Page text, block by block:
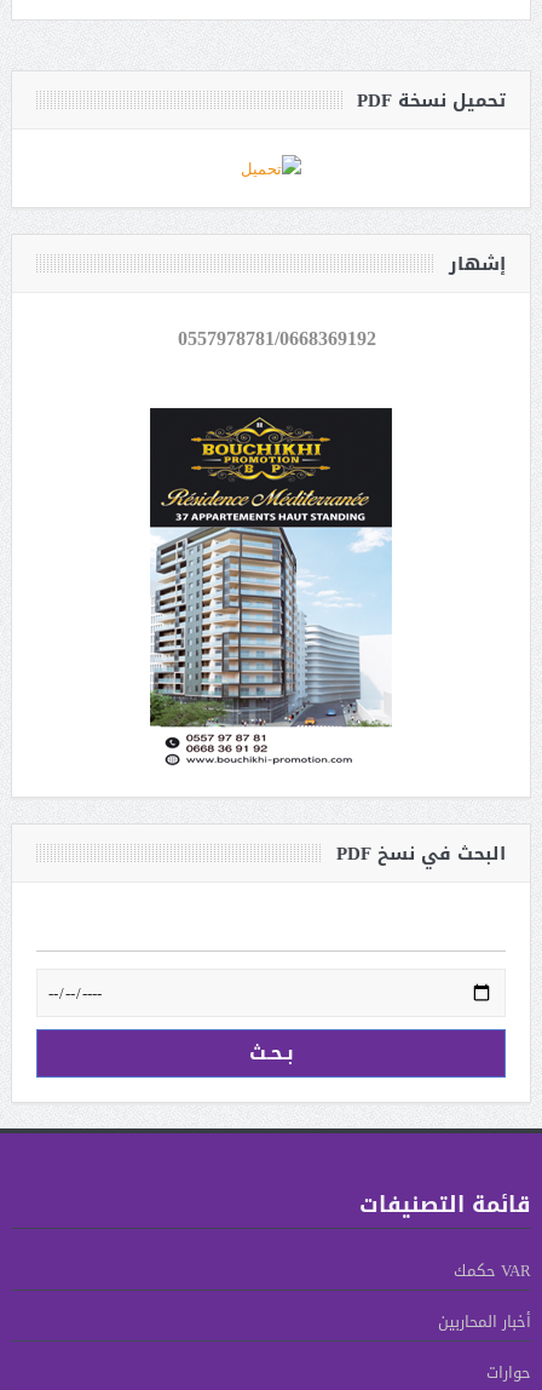
تحميل نسخة PDF
إشهار
0557978781/0668369192
البحث في نسخ PDF
قائمة التصنيفات
VAR حكمك
أخبار المحاربين
حوارات